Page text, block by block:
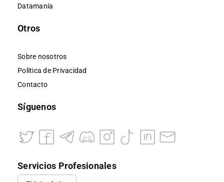
Datamanía
Otros
Sobre nosotros
Política de Privacidad
Contacto
Síguenos
Servicios Profesionales